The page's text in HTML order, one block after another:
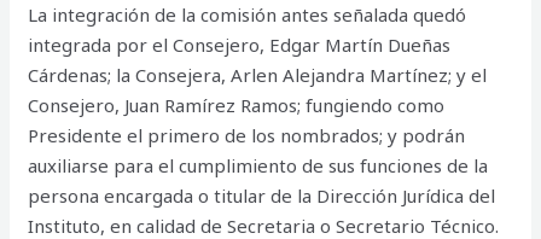
La integración de la comisión antes señalada quedó
integrada por el Consejero, Edgar Martín Dueñas
Cárdenas; la Consejera, Arlen Alejandra Martínez; y el
Consejero, Juan Ramírez Ramos; fungiendo como
Presidente el primero de los nombrados; y podrán
auxiliarse para el cumplimiento de sus funciones de la
persona encargada o titular de la Dirección Jurídica del
Instituto, en calidad de Secretaria o Secretario Técnico.